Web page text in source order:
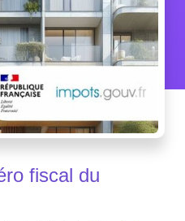
fiscal du